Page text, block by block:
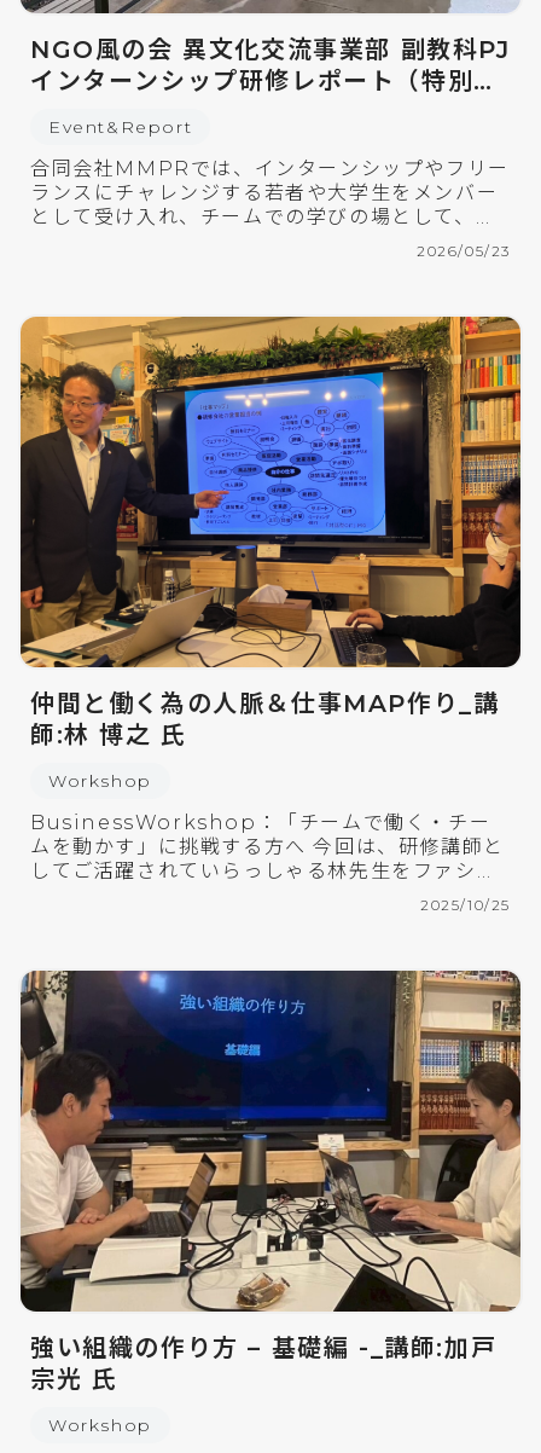
NGO風の会 異文化交流事業部 副教科PJ
インターンシップ研修レポート（特別研
Event&Report
合同会社MMPRでは、インターンシップやフリー
ランスにチャレンジする若者や大学生をメンバー
として受け入れ、チームでの学びの場として、東
京都練馬区にある施設を利用したレポーティング
2026/05/23
仲間と働く為の人脈＆仕事MAP作り_講
師:林 博之 氏
Workshop
BusinessWorkshop：「チームで働く・チー
ムを動かす」に挑戦する方へ 今回は、研修講師と
してご活躍されていらっしゃる林先生をファシリ
テーターにお迎えし、自分の周囲の人々との関係
2025/10/25
強い組織の作り方 – 基礎編 -_講師:加戸
宗光 氏
Workshop